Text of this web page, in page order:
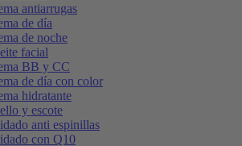
antiarrugas
de día
de noche
facial
BB y CC
de día con color
hidratante
y escote
anti espinillas
con Q10